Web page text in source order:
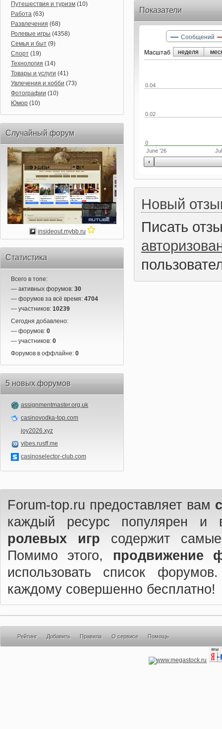
Путешествия и туризм (10)
Работа (63)
Развлечения (68)
Ролевые игры (4358)
Семья и быт (9)
Спорт (19)
Технология (14)
Товары и услуги (41)
Увлечения и хобби (73)
Фотографии (10)
Юмор (10)
Случайный форум
insideout.mybb.ru
Статистика
Всего в топе:
— активных форумов: 30
— форумов за всё время: 4704
— участников: 10239
Сегодня добавлено:
— форумов: 0
— участников: 0
Форумов в оффлайне: 0
5 новых форумов
assignmentmaster.org.uk
casinovodka-top.com
joy2026.xyz
vibes.rusff.me
casinoselector-club.com
Показатели
Маcштаб
June '26
0
0.02
0.04
Сообщений
неделя
Новый
Писать
Forum-top.ru предоставляет вам
каждый ресурс популярен
ролевых игр содержит
Помимо этого, продвижение
использовать список
каждому совершенно бесплатно!
Рейтинг Добавить Правила О сервисе Помощь